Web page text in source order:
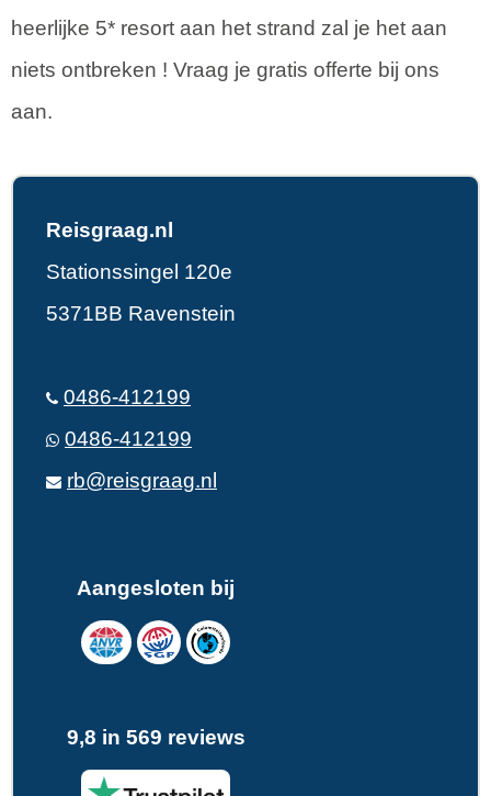
heerlijke 5* resort aan het strand zal je het aan
niets ontbreken ! Vraag je gratis offerte bij ons
aan.
Reisgraag.nl
Stationssingel 120e
5371BB Ravenstein
0486-412199
0486-412199
rb@reisgraag.nl
Aangesloten bij
9,8 in 569 reviews